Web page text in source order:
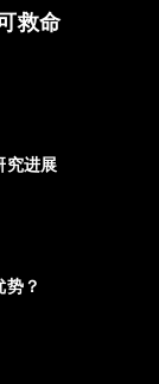
救命
究进展
？